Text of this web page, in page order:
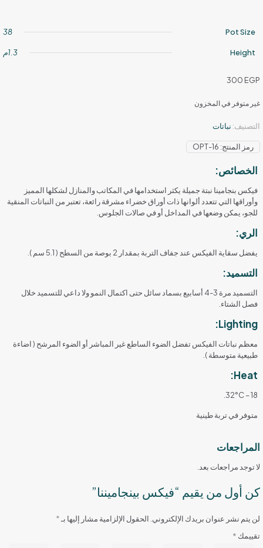
Pot Size
38
Height 1.3م
300 EGP
غير متوفر في المخزون
التصنيف: نباتات
رمز المنتج: OPT-16
الخصائص:
فيكس بنجامينا نبتة جميلة يكثر استخدامها في المكاتب والمنازل لشكلها المميز
وأوراقها التي تتعدد ألوانها ذات أوراق خضراء مشرقة رائعة، تعتبر من النباتات المنقية
للجو، يمكن وضعها في المداخل أو في صالات الجلوس.
الري:
يفضل سقاية الفيكس عند جفاف التربة بمقدار 2 بوصة من السطح ( 5.1 سم ).
التسميد:
التسميد مرة 3-4 أسابيع بسماد سائل حتى اكتمال النمو ولا داعي للتسميد خلال
فصل الشتاء.
Lighting:
معظم نباتات الفيكس تفضل الضوء الساطع غير المباشر أو الضوء المرشح ( اضاءة
طبيعية متوسطة ).
Heat:
18 – 32°C.
متوفر في تربة طينية
المراجعات
لا توجد مراجعات بعد.
كن أول من يقيم “فيكس بينجاميننا”
لن يتم نشر عنوان بريدك الإلكتروني. الحقول الإلزامية مشار إليها بـ*
تقييمك *